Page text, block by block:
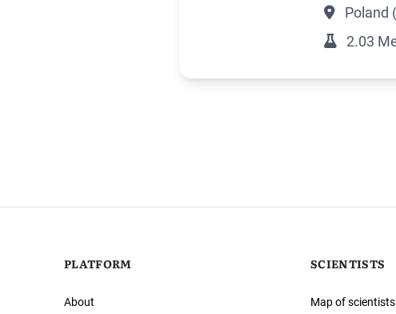
Poland
2.03
PLATFORM
About
SCIENTISTS
Map of scientists